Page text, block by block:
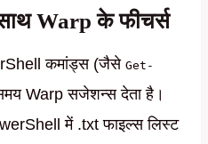
Warp के फीचर्स
कमांड्स (जैसे Get-
Warp सजेशन्स देता है।
में .txt फाइल्स लिस्ट